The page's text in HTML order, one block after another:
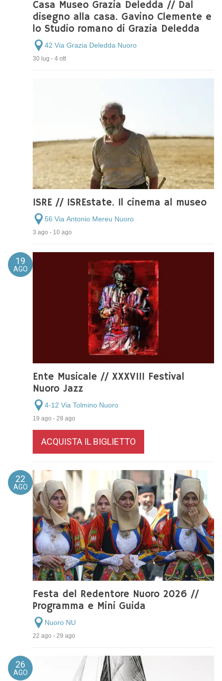
Casa Museo Grazia Deledda // Dal
disegno alla casa. Gavino Clemente e
lo Studio romano di Grazia Deledda
42 Via Grazia Deledda Nuoro
30 lug - 4 ott
ISRE // ISREstate. Il cinema al museo
56 Via Antonio Mereu Nuoro
3 ago - 10 ago
19
AGO
Ente Musicale // XXXVIII Festival
Nuoro Jazz
4-12 Via Tolmino Nuoro
19 ago - 28 ago
ACQUISTA IL BIGLIETTO
22
AGO
Festa del Redentore Nuoro 2026 //
Programma e Mini Guida
Nuoro NU
22 ago - 29 ago
26
AGO